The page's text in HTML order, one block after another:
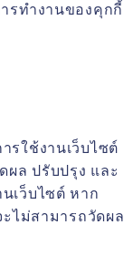
รทำงานของคุกกี้
รใช้งานเว็บไซต์
ผล ปรับปรุง และ
เว็บไซต์ หาก
ไม่สามารถวัดผล